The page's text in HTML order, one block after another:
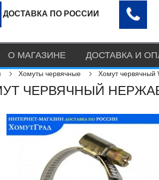
ДОСТАВКА ПО РОССИИ
О МАГАЗИНЕ ДОСТАВКА И
Хомуты червячные Хомут червячный
ЧЕРВЯЧНЫЙ